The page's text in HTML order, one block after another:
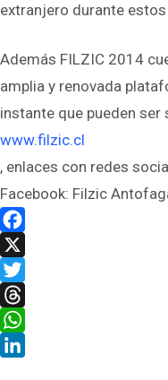
extranjero durante estos
Además FILZIC 2014
amplia y renovada
instante que pueden ser
www.filzic.cl
, enlaces con redes
Facebook: Filzic
Facebook
X
Twitter
Threads
WhatsApp